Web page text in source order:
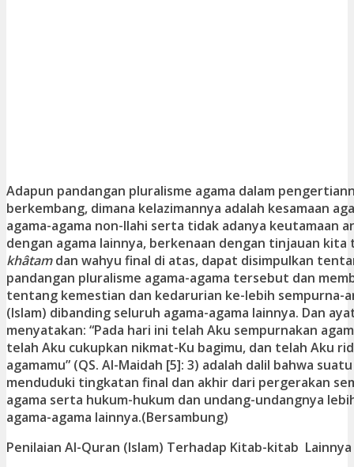
Adapun pandangan pluralisme agama dalam
berkembang, dimana kelazimannya adalah kesamaan
agama-agama non-Ilahi serta tidak adanya keutamaan
dengan agama lainnya, berkenaan dengan tinjauan kita
khâtamdan wahyu final di atas, dapat disimpulkan
pandangan pluralisme agama-agama tersebut dan
tentang kemestian dan kedarurian ke-lebih sempurna-
(Islam) dibanding seluruh agama-agama lainnya. Dan
menyatakan: “Pada hari ini telah Aku sempurnakan
telah Aku cukupkan nikmat-Ku bagimu, dan telah Aku
agamamu” (QS. Al-Maidah [5]: 3) adalah dalil bahwa
menduduki tingkatan final dan akhir dari pergerakan
agama serta hukum-hukum dan undang-undangnya
agama-agama lainnya.(Bersambung)
Penilaian Al-Quran (Islam) Terhadap Kitab-kitab Lainnya